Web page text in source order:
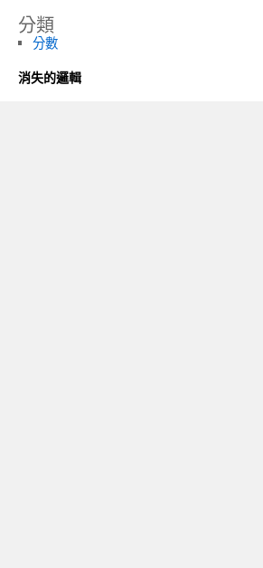
分類
分數
消失的邏輯